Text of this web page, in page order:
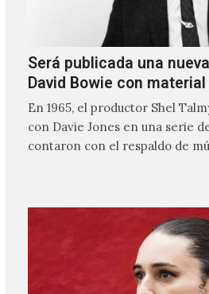
Será publicada una
David Bowie con
En 1965, el productor Shel
con Davie Jones en una serie
contaron con el respaldo de